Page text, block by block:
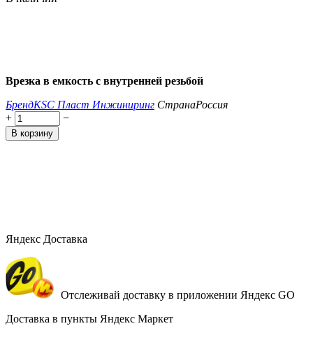
Врезка в емкость с внутренней резьбой
БрендKSC Пласт Инжиниринг СтранаРоссия
+
−
В корзину
Яндекс Доставка
Отслеживай доставку в приложении Яндекс GO
Доставка в пункты Яндекс Маркет